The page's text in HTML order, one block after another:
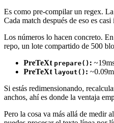
Es como pre-compilar un regex.
Cada match después de eso es casi
Los números lo hacen concreto.
repo, un lote compartido de 500
PreTeXt prepare() :
PreTeXt layout() :
Si estás redimensionando,
anchos, ahí es donde la ventaja
Pero la cosa va más allá de medir